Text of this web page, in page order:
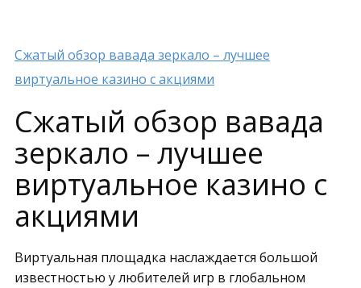
Сжатый обзор вавада зеркало – лучшее
виртуальное казино с акциями
Сжатый обзор вавада
зеркало – лучшее
виртуальное казино с
акциями
Виртуальная площадка наслаждается большой
известностью у любителей игр в глобальном